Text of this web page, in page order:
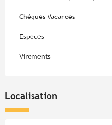
Chèques Vacances
Espèces
Virements
Localisation